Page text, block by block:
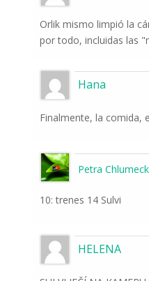
Orlik mismo limpió la
por todo, incluidas las
Hana
Finalmente, la comida,
Petra
10: trenes 14 Sulvi
HELENA